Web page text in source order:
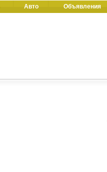
Авто Объявления